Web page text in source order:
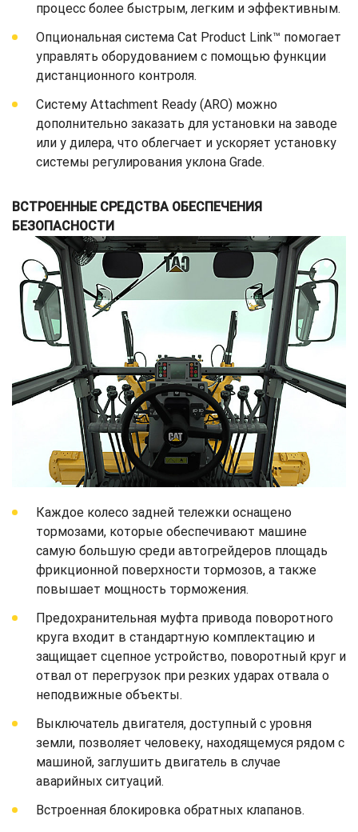
процесс более быстрым, легким и эффективным.
Опциональная система Cat Product Link™ помогает
управлять оборудованием с помощью функции
дистанционного контроля.
Систему Attachment Ready (ARO) можно
дополнительно заказать для установки на заводе
или у дилера, что облегчает и ускоряет установку
системы регулирования уклона Grade.
ВСТРОЕННЫЕ СРЕДСТВА ОБЕСПЕЧЕНИЯ
БЕЗОПАСНОСТИ
Каждое колесо задней тележки оснащено
тормозами, которые обеспечивают машине
самую большую среди автогрейдеров площадь
фрикционной поверхности тормозов, а также
повышает мощность торможения.
Предохранительная муфта привода поворотного
круга входит в стандартную комплектацию и
защищает сцепное устройство, поворотный круг и
отвал от перегрузок при резких ударах отвала о
неподвижные объекты.
Выключатель двигателя, доступный с уровня
земли, позволяет человеку, находящемуся рядом с
машиной, заглушить двигатель в случае
аварийных ситуаций.
Встроенная блокировка обратных клапанов.